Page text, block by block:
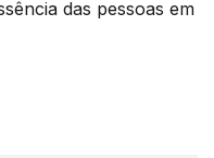
das pessoas em